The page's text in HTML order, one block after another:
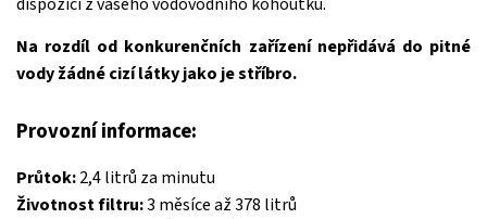
dispozici z vašeho vodovodního kohoutku.
Na rozdíl od konkurenčních zařízení nepřidává do pitné
vody žádné cizí látky jako je stříbro.
Provozní informace:
Průtok:2,4 litrů za minutu
Životnost filtru:3 měsíce až 378 litrů